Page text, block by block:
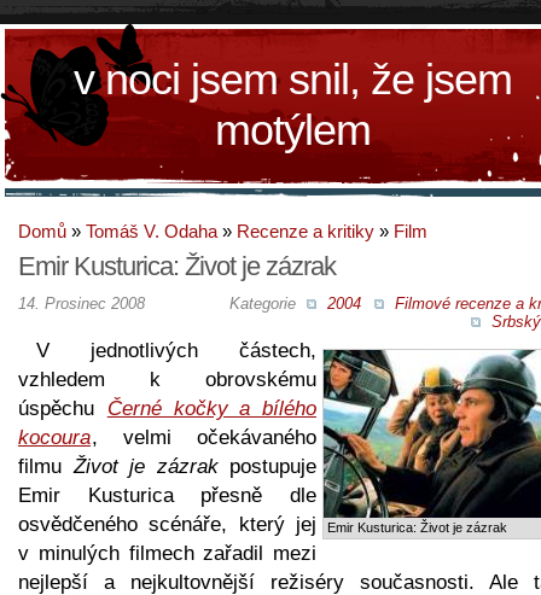
v noci jsem snil, že jsem
motýlem
Domů » Tomáš V. Odaha » Recenze a kritiky » Film
Emir Kusturica: Život je zázrak
Kategorie 2004
Filmové recenze a
14. Prosinec 2008
Emir Kusturica: Život je zázrak
V jednotlivých částech,
vzhledem k obrovskému
úspěchu
Černé kočky a bílého
kocoura, velmi očekávaného
filmu Život je zázrakpostupuje
Emir Kusturica přesně dle
osvědčeného scénáře, který jej
v minulých filmech zařadil mezi
nejlepší a nejkultovnější režiséry současnosti. Ale